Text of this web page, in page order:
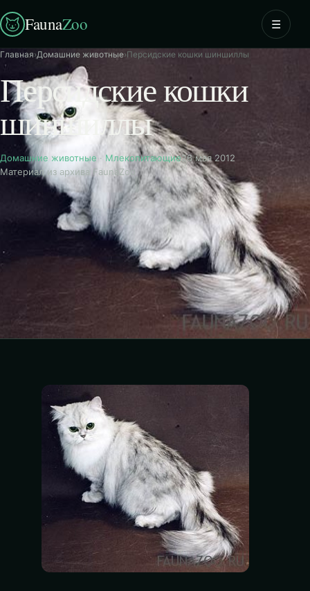
FaunaZoo ☰
Главная›Домашние животные›Персидские кошки шиншиллы
Персидские кошки
шиншиллы
Домашние животные · Млекопитающие26 мая 2012
Материал из архива FaunaZoo